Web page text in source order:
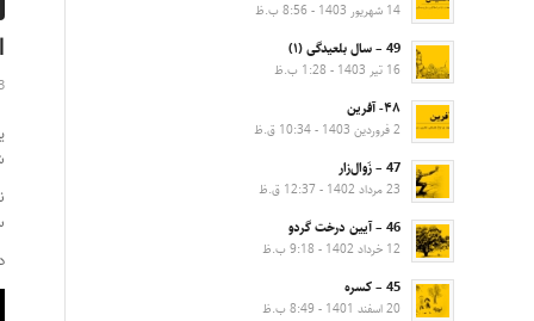
23
14 شهریور 1403 - 8:56 ب.ظ
49 – سال بلعیدگی (۱)
16 تیر 1403 - 1:28 ب.ظ
۴۸- آفرین
2 فروردین 1403 - 10:34 ق.ظ
47 – زَوال‌زار
23 مرداد 1402 - 12:37 ق.ظ
46 – آیین درخت گردو
12 خرداد 1402 - 9:18 ب.ظ
45 – کسره
20 اسفند 1401 - 8:49 ب.ظ